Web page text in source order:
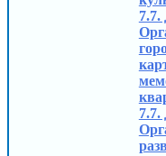
7.7.
7.7.